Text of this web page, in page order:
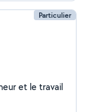
Particulier
et le travail